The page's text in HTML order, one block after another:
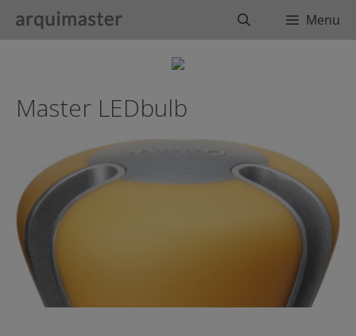
BuscarMenu
Master LEDbulb